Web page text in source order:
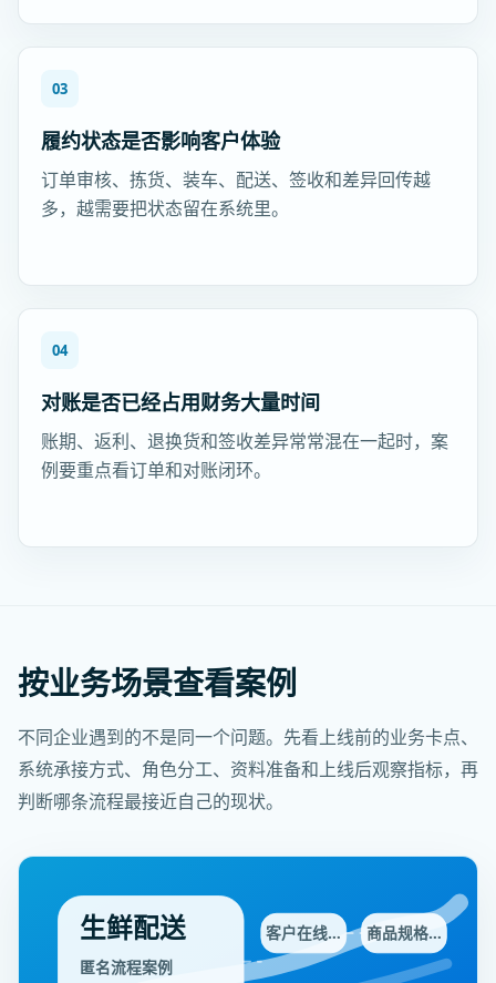
03
履约状态是否影响客户体验
订单审核、拣货、装车、配送、签收和差异回传越
多，越需要把状态留在系统里。
04
对账是否已经占用财务大量时间
账期、返利、退换货和签收差异常常混在一起时，案
例要重点看订单和对账闭环。
按业务场景查看案例
不同企业遇到的不是同一个问题。先看上线前的业务卡点、
系统承接方式、角色分工、资料准备和上线后观察指标，再
判断哪条流程最接近自己的现状。
生鲜配送
匿名流程案例
客户在线… 商品规格…